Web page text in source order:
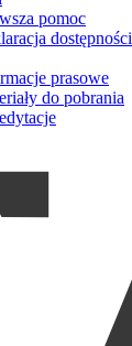
pomoc
dostępności
prasowe
do pobrania